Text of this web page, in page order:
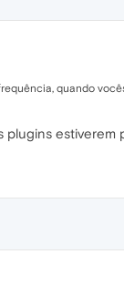
quando
estiverem